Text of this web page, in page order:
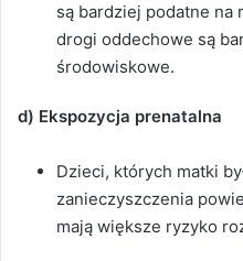
są bardziej podatne na
drogi oddechowe są
środowiskowe.
d) Ekspozycja prenatalna
Dzieci, których matki
zanieczyszczenia
mają większe ryzyko